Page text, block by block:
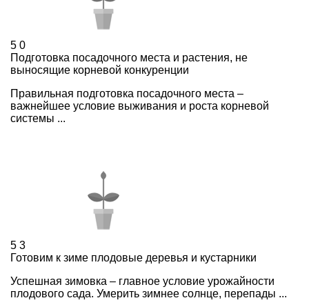
5 0
Подготовка посадочного места и растения, не
выносящие корневой конкуренции
Правильная подготовка посадочного места –
важнейшее условие выживания и роста корневой
системы ...
5 3
Готовим к зиме плодовые деревья и кустарники
Успешная зимовка – главное условие урожайности
плодового сада. Умерить зимнее солнце, перепады ...